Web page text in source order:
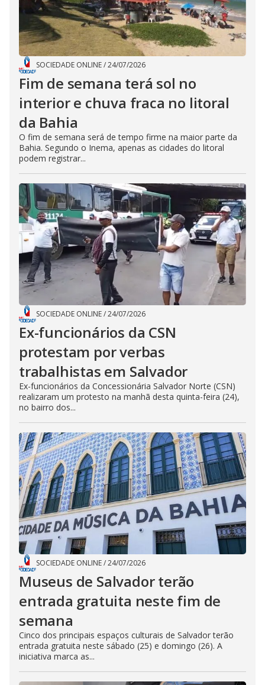
SOCIEDADE ONLINE/24/07/2026
Fim de semana terá sol no
interior e chuva fraca no litoral
da Bahia
O fim de semana será de tempo firme na maior parte da
Bahia. Segundo o Inema, apenas as cidades do litoral
podem registrar...
SOCIEDADE ONLINE/24/07/2026
Ex-funcionários da CSN
protestam por verbas
trabalhistas em Salvador
Ex-funcionários da Concessionária Salvador Norte (CSN)
realizaram um protesto na manhã desta quinta-feira (24),
no bairro dos...
SOCIEDADE ONLINE/24/07/2026
Museus de Salvador terão
entrada gratuita neste fim de
semana
Cinco dos principais espaços culturais de Salvador terão
entrada gratuita neste sábado (25) e domingo (26). A
iniciativa marca as...